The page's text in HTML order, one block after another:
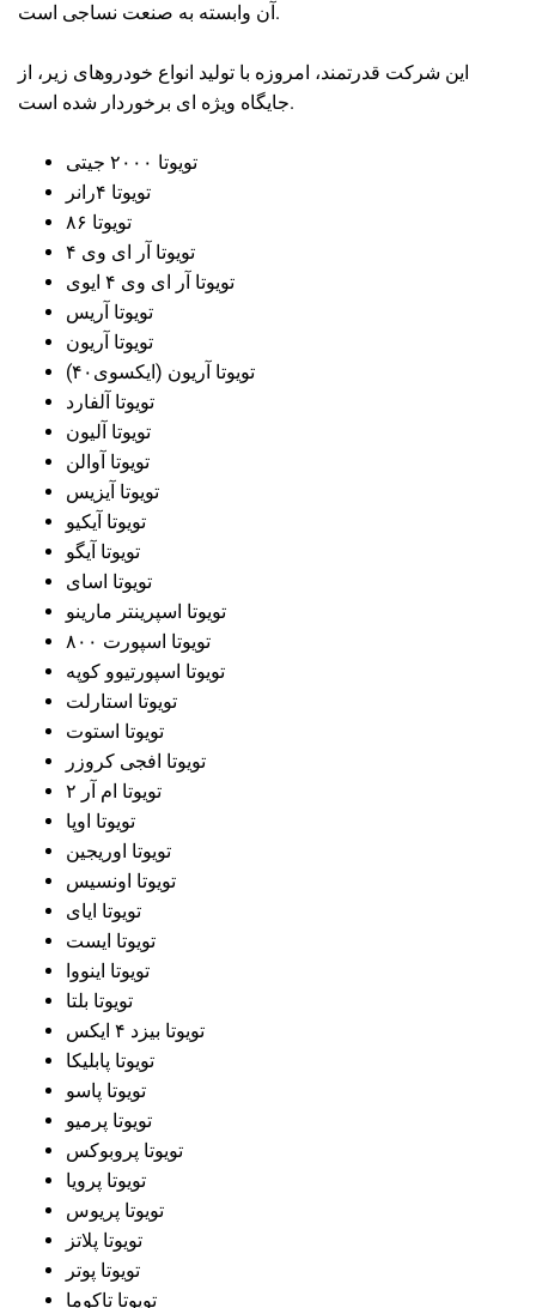
آن وابسته به صنعت نساجی است.
این شرکت قدرتمند، امروزه با تولید انواع خودروهای زیر، از
جایگاه ویژه ای برخوردار شده است.
تویوتا ۲۰۰۰ جیتی
تویوتا ۴رانر
تویوتا ۸۶
تویوتا آر ای وی ۴
تویوتا آر ای وی ۴ ایوی
تویوتا آریس
تویوتا آریون
تویوتا آریون (ایکسوی۴۰)
تویوتا آلفارد
تویوتا آلیون
تویوتا آوالن
تویوتا آیزیس
تویوتا آیکیو
تویوتا آیگو
تویوتا اسای
تویوتا اسپرینتر مارینو
تویوتا اسپورت ۸۰۰
تویوتا اسپورتیوو کوپه
تویوتا استارلت
تویوتا استوت
تویوتا افجی کروزر
تویوتا ام آر ۲
تویوتا اوپا
تویوتا اوریجین
تویوتا اونسیس
تویوتا ایای
تویوتا ایست
تویوتا اینووا
تویوتا بلتا
تویوتا بیزد ۴ ایکس
تویوتا پابلیکا
تویوتا پاسو
تویوتا پرمیو
تویوتا پروبوکس
تویوتا پرویا
تویوتا پریوس
تویوتا پلاتز
تویوتا پوتر
تویوتا تاکوما